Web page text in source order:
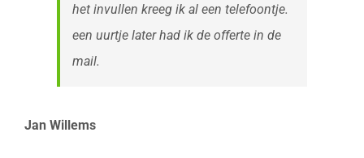
het invullen kreeg ik al een telefoontje.
een uurtje later had ik de offerte in de
mail.
Jan Willems